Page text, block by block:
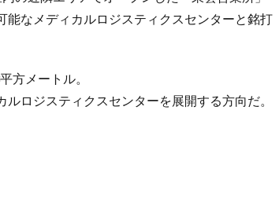
なメディカルロジスティクスセンターと銘打
方メートル。
ロジスティクスセンターを展開する方向だ。